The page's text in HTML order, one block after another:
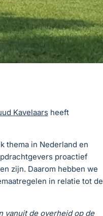
Kavelaarsheeft
thema in Nederland en
proactief
zijn. Daarom hebben we
in relatie tot de
vanuit de overheid op de